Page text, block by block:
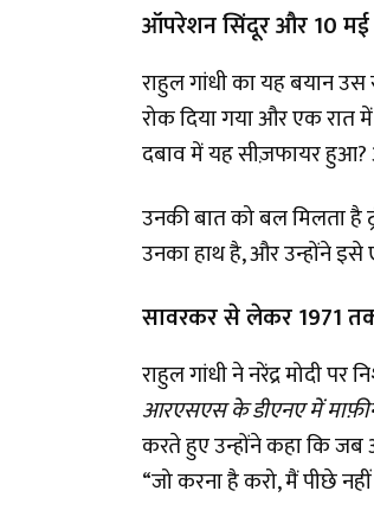
ऑपरेशन सिंदूर और 10 मई
राहुल गांधी का यह बयान
रोक दिया गया और एक रात
दबाव में यह सीज़फायर हुआ? और
उनकी बात को बल मिलता है
उनका हाथ है, और उन्होंने इसे
सावरकर से लेकर 1971
राहुल गांधी ने नरेंद्र मोदी
आरएसएस के डीएनए में
करते हुए उन्होंने कहा कि जब
“जो करना है करो, मैं पीछे